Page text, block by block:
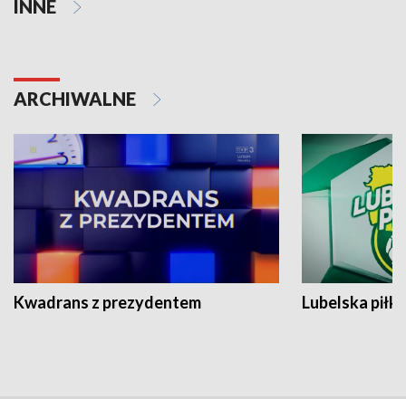
INNE
ARCHIWALNE
Kwadrans z prezydentem Lubelska piłka